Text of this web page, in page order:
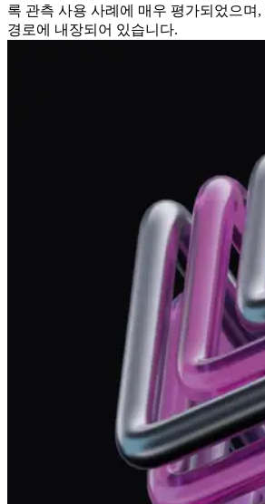
록 관측 사용 사례에 매우 평가되었으며,
경로에 내장되어 있습니다.